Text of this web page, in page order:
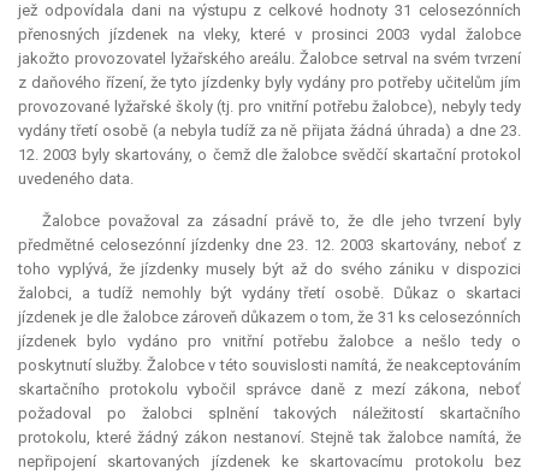
jež odpovídala dani na výstupu z celkové hodnoty 31 celosezónních
přenosných jízdenek na vleky, které v prosinci 2003 vydal žalobce
jakožto provozovatel lyžařského areálu. Žalobce setrval na svém tvrzení
z daňového řízení, že tyto jízdenky byly vydány pro potřeby učitelům jím
provozované lyžařské školy (tj. pro vnitřní potřebu žalobce), nebyly tedy
vydány třetí osobě (a nebyla tudíž za ně přijata žádná úhrada) a dne 23.
12. 2003 byly skartovány, o čemž dle žalobce svědčí skartační protokol
uvedeného data.
Žalobce považoval za zásadní právě to, že dle jeho tvrzení byly
předmětné celosezónní jízdenky dne 23. 12. 2003 skartovány, neboť z
toho vyplývá, že jízdenky musely být až do svého zániku v dispozici
žalobci, a tudíž nemohly být vydány třetí osobě. Důkaz o skartaci
jízdenek je dle žalobce zároveň důkazem o tom, že 31 ks celosezónních
jízdenek bylo vydáno pro vnitřní potřebu žalobce a nešlo tedy o
poskytnutí služby. Žalobce v této souvislosti namítá, že neakceptováním
skartačního protokolu vybočil správce daně z mezí zákona, neboť
požadoval po žalobci splnění takových náležitostí skartačního
protokolu, které žádný zákon nestanoví. Stejně tak žalobce namítá, že
nepřipojení skartovaných jízdenek ke skartovacímu protokolu bez